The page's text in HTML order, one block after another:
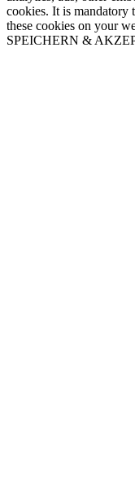
cookies. It is mandatory
these cookies on your
SPEICHERN &